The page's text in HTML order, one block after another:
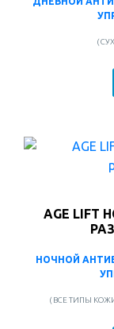
(
AGE
НОЧНОЙ
( ВСЕ ТИПЫ